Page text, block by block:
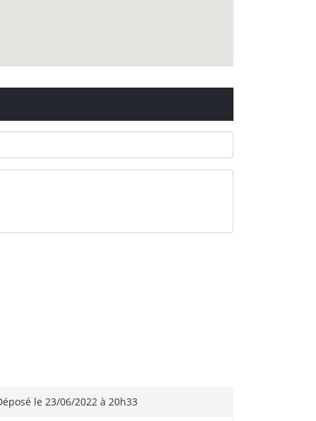
le 23/06/2022 à 20h33